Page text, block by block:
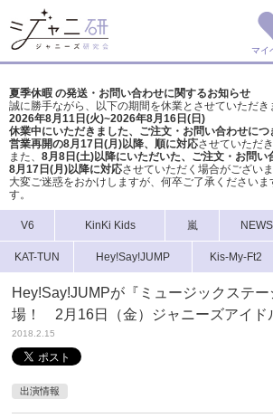
マイ
夏季休暇 の発送・お問い合わせに関するお知らせ
誠に勝手ながら、以下の期間を休業とさせていただき
2026年8月11日(火)~2026年8月16日(日)
休業中にいただきました、ご注文・お問い合わせにつ
営業再開の8月17日(月)以降、順に対応させていただき
また、 8月8日(土)以降にいただいた、ご注文・ お問い
8月17日(月)以降に対応させていただく場合がございま
大変ご迷惑をおかけしますが、 何卒ご了承くださいま
す。
V6 KinKi Kids 嵐 NEWS
KAT-TUN Hey!Say!JUMP Kis-My-Ft2
Hey!Say!JUMPが『ミュージックステ
場！ 2月16日（金）ジャニーズアイド
2018.2.15
出演情報